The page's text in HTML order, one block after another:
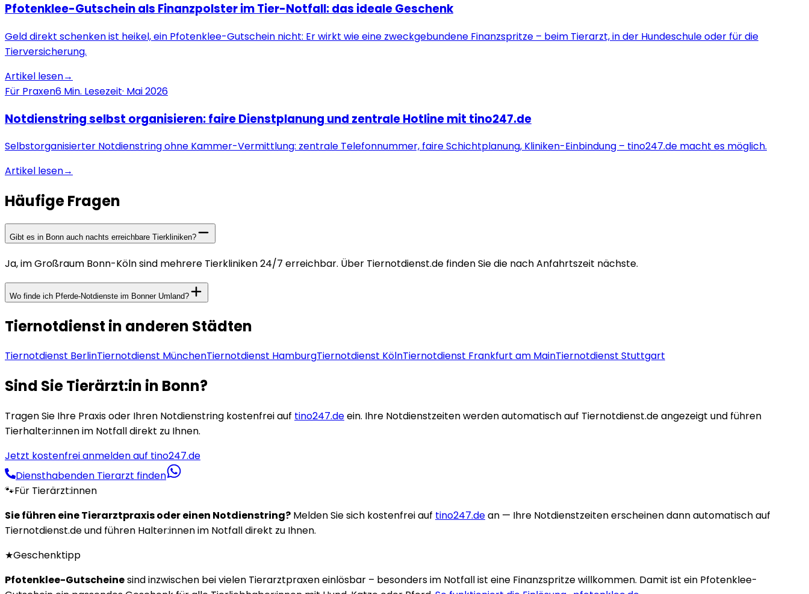
Pfotenklee-Gutschein als Finanzpolster im Tier-Notfall: das ideale Geschenk
Geld direkt schenken ist heikel, ein Pfotenklee-Gutschein nicht: Er wirkt wie eine zweckgebundene Finanzspritze – beim Tierarzt, in der Hundeschule oder für die
Tierversicherung.
Artikel lesen→
Für Praxen6 Min. Lesezeit· Mai 2026
Notdienstring selbst organisieren: faire Dienstplanung und zentrale Hotline mit tino247.de
Selbstorganisierter Notdienstring ohne Kammer-Vermittlung: zentrale Telefonnummer, faire Schichtplanung, Kliniken-Einbindung – tino247.de macht es möglich.
Artikel lesen→
Häufige Fragen
Gibt es in Bonn auch nachts erreichbare Tierkliniken?
Ja, im Großraum Bonn-Köln sind mehrere Tierkliniken 24/7 erreichbar. Über Tiernotdienst.de finden Sie die nach Anfahrtszeit nächste.
Wo finde ich Pferde-Notdienste im Bonner Umland?
Tiernotdienst in anderen Städten
Tiernotdienst BerlinTiernotdienst MünchenTiernotdienst HamburgTiernotdienst KölnTiernotdienst Frankfurt am MainTiernotdienst Stuttgart
Sind Sie Tierärzt:in in Bonn?
Tragen Sie Ihre Praxis oder Ihren Notdienstring kostenfrei auf tino247.deein. Ihre Notdienstzeiten werden automatisch auf Tiernotdienst.de angezeigt und führen
Tierhalter:innen im Notfall direkt zu Ihnen.
Jetzt kostenfrei anmelden auf tino247.de
Diensthabenden Tierarzt finden
🐾Für Tierärzt:innen
Sie führen eine Tierarztpraxis oder einen Notdienstring? Melden Sie sich kostenfrei auf tino247.dean — Ihre Notdienstzeiten erscheinen dann automatisch auf
Tiernotdienst.de und führen Halter:innen im Notfall direkt zu Ihnen.
★Geschenktipp
Pfotenklee-Gutscheinesind inzwischen bei vielen Tierarztpraxen einlösbar – besonders im Notfall ist eine Finanzspritze willkommen. Damit ist ein Pfotenklee-